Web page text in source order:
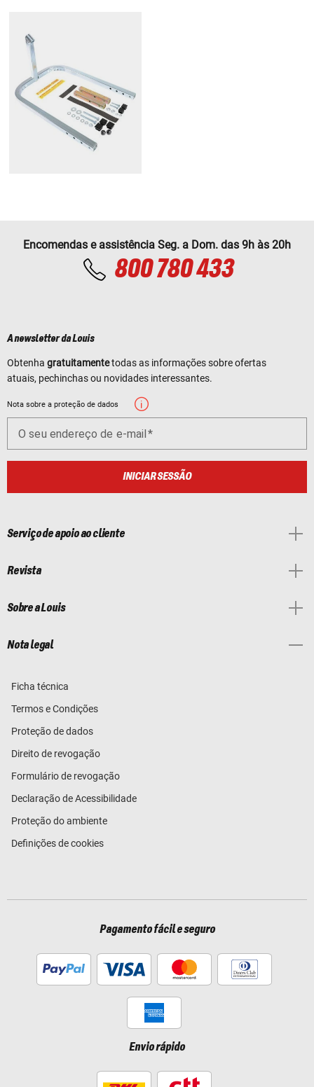
Encomendas e assistência Seg. a Dom. das 9h às 20h
800 780 433
A newsletter da Louis
Obtenha gratuitamentetodas as informações sobre ofertas
atuais, pechinchas ou novidades interessantes.
Nota sobre a proteção de dados
O seu endereço de e-mail
INICIAR SESSÃO
Serviço de apoio ao cliente
Revista
Sobre a Louis
Nota legal
Ficha técnica
Termos e Condições
Proteção de dados
Direito de revogação
Formulário de revogação
Declaração de Acessibilidade
Proteção do ambiente
Definições de cookies
Pagamento fácil e seguro
Envio rápido